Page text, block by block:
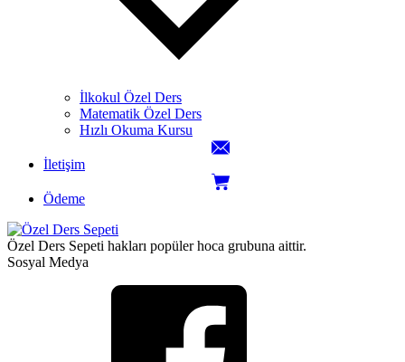
İlkokul Özel Ders
Matematik Özel Ders
Hızlı Okuma Kursu
İletişim
Ödeme
Özel Ders Sepeti hakları popüler hoca grubuna aittir.
Sosyal Medya